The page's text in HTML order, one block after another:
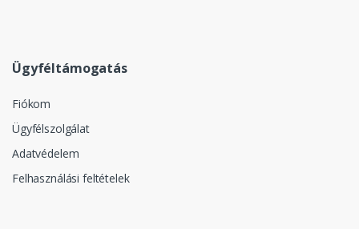
Ügyféltámogatás
Fiókom
Ügyfélszolgálat
Adatvédelem
Felhasználási feltételek